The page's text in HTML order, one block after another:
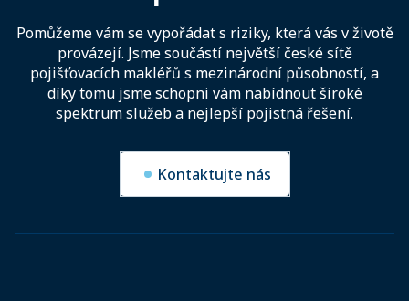
Pomůžeme vám se vypořádat s riziky, která vás v životě
provázejí. Jsme součástí největší české sítě
pojišťovacích makléřů s mezinárodní působností, a
díky tomu jsme schopni vám nabídnout široké
spektrum služeb a nejlepší pojistná řešení.
Kontaktujte nás